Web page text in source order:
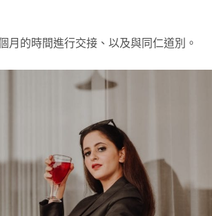
月的時間進行交接、以及與同仁道別。